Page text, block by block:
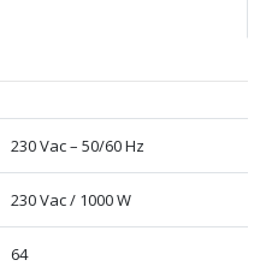
230 Vac – 50/60 Hz
230 Vac / 1000 W
64